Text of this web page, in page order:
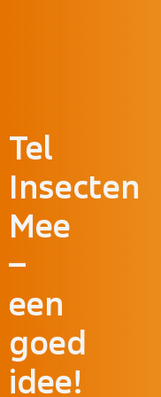
Tel
Insecten
Mee
–
een
goed
idee!